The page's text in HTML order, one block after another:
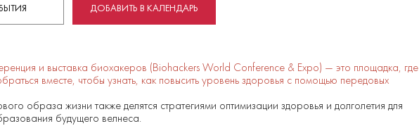
ДОБАВИТЬ В КАЛЕНДАРЬ
и выставка биохакеров (Biohackers World Conference & Expo) — это площадка, где
вместе, чтобы узнать, как повысить уровень здоровья с помощью передовых
образа жизни также делятся стратегиями оптимизации здоровья и долголетия для
будущего велнеса.